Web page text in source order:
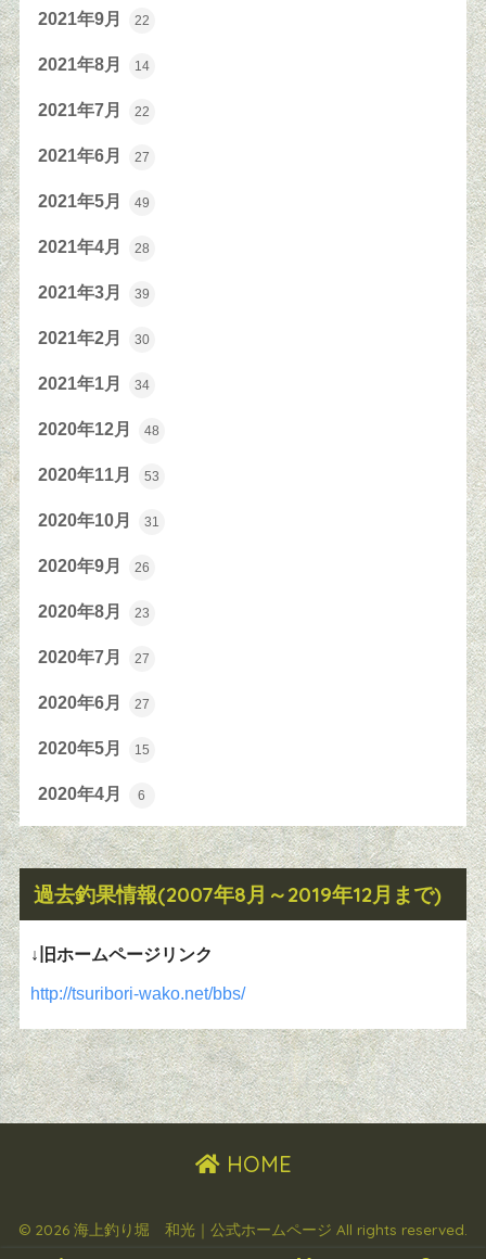
2021年9月 22
2021年8月 14
2021年7月 22
2021年6月 27
2021年5月 49
2021年4月 28
2021年3月 39
2021年2月 30
2021年1月 34
2020年12月 48
2020年11月 53
2020年10月 31
2020年9月 26
2020年8月 23
2020年7月 27
2020年6月 27
2020年5月 15
2020年4月 6
過去釣果情報(2007年8月～2019年12月まで)
↓旧ホームページリンク
http://tsuribori-wako.net/bbs/
HOME
© 2026 海上釣り堀 和光｜公式ホームページ All rights reserved.